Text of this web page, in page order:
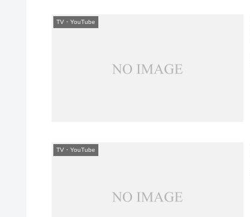
TV・YouTube
TV・YouTube